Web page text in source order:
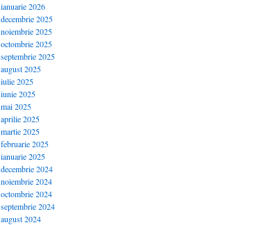
ianuarie 2026
decembrie 2025
noiembrie 2025
octombrie 2025
septembrie 2025
august 2025
iulie 2025
iunie 2025
mai 2025
aprilie 2025
martie 2025
februarie 2025
ianuarie 2025
decembrie 2024
noiembrie 2024
octombrie 2024
septembrie 2024
august 2024